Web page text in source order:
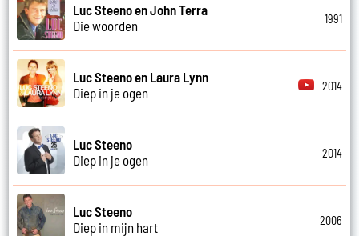
Luc Steeno en John Terra
Die woorden
1991
Luc Steeno en Laura Lynn
Diep in je ogen
2014
Luc Steeno
Diep in je ogen
2014
Luc Steeno
Diep in mijn hart
2006